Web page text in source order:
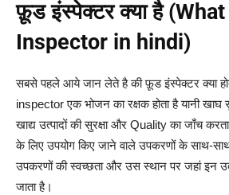
फ़ूड इंस्पेक्टर क्या है
Inspector in hindi)
सबसे पहले आये जान लेते है की फ़ूड इंस्पेक्टर क्या
inspector एक भोजन का रक्षक होता है यानी खाघ
खाद्य उत्पादों की सुरक्षा और Quality का जाँच
के लिए उपयोग किए जाने वाले उपकरणों के साथ-
उपकरणों की स्वच्छता और उस स्थान पर जहां इन
जाता है।